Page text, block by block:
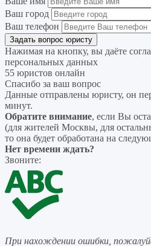
Ваш город
Ваш телефон
Нажимая на кнопку, вы даёте
персональных данных
55 юристов онлайн
Спасибо за ваш вопрос
Данные отправлены юристу, он
минут.
Обратите внимание, если Вы
(для жителей Москвы, для
то она будет обработана на
Нет времени ждать?
Звоните:
При нахождении ошибки,